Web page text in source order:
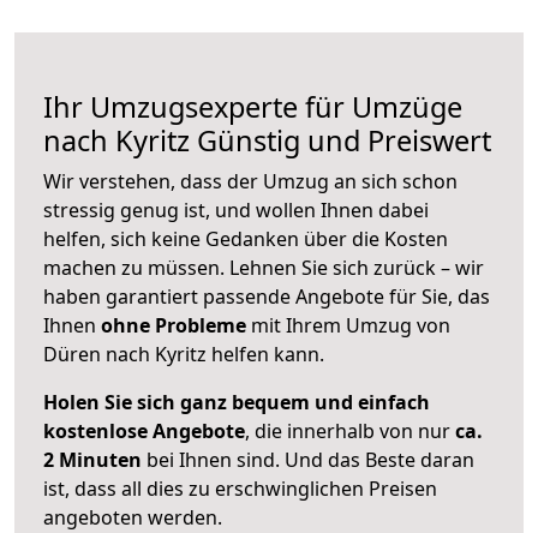
Ihr Umzugsexperte für Umzüge
nach Kyritz Günstig und Preiswert
Wir verstehen, dass der Umzug an sich schon
stressig genug ist, und wollen Ihnen dabei
helfen, sich keine Gedanken über die Kosten
machen zu müssen. Lehnen Sie sich zurück – wir
haben garantiert passende Angebote für Sie, das
Ihnen ohne Probleme mit Ihrem Umzug von
Düren nach Kyritz helfen kann.
Holen Sie sich ganz bequem und einfach
kostenlose Angebote, die innerhalb von nurca.
2 Minuten bei Ihnen sind. Und das Beste daran
ist, dass all dies zu erschwinglichen Preisen
angeboten werden.